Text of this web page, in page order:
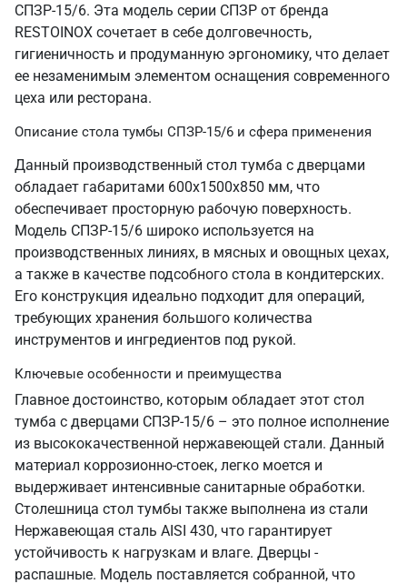
СПЗР-15/6. Эта модель серии СПЗР от бренда
RESTOINOX сочетает в себе долговечность,
гигиеничность и продуманную эргономику, что делает
ее незаменимым элементом оснащения современного
цеха или ресторана.
Описание стола тумбы СПЗР-15/6 и сфера применения
Данный производственный стол тумба с дверцами
обладает габаритами 600х1500х850 мм, что
обеспечивает просторную рабочую поверхность.
Модель СПЗР-15/6 широко используется на
производственных линиях, в мясных и овощных цехах,
а также в качестве подсобного стола в кондитерских.
Его конструкция идеально подходит для операций,
требующих хранения большого количества
инструментов и ингредиентов под рукой.
Ключевые особенности и преимущества
Главное достоинство, которым обладает этот стол
тумба с дверцами СПЗР-15/6 – это полное исполнение
из высококачественной нержавеющей стали. Данный
материал коррозионно-стоек, легко моется и
выдерживает интенсивные санитарные обработки.
Столешница стол тумбы также выполнена из стали
Нержавеющая сталь AISI 430, что гарантирует
устойчивость к нагрузкам и влаге. Дверцы -
распашные. Модель поставляется собранной, что